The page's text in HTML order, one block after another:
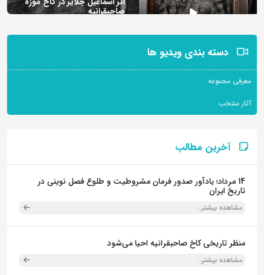
صاحبقرانیه
جوشن کبیر و ادعیه مأثوره
فرهنگی‌-تاریخی نیاوران برگزار
شد.
روز جهانی صنایع دستی محفوظ
دسته بندی ویدیو ها
معرفی مجموعه
آثار منتخب
آخرین مطالب
14 مرداد؛ یادآور صدور فرمان مشروطیت و طلوع فصل نوینی در
تاریخ ایران
مشاهده بیشتر..
منظر تاریخی کاخ صاحبقرانیه احیا می‌شود
مشاهده بیشتر..